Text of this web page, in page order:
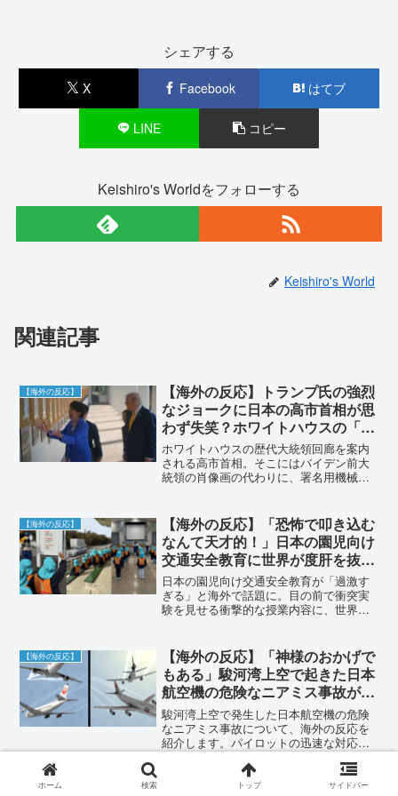
シェアする
X Facebook はてブ
LINE コピー
Keishiro's Worldをフォローする
Keishiro's World
関連記事
【海外の反応】
【海外の反応】トランプ氏の強烈
なジョークに日本の高市首相が思
わず失笑？ホワイトハウスの「オ
ートペン肖像画」を巡る世界の複
雑な視線
ホワイトハウスの歴代大統領回廊を案内
される高市首相。そこにはバイデン前大
統領の肖像画の代わりに、署名用機械
のリアクションと、それを見た世界の
人々のリアルな声をまとめました。
【海外の反応】
【海外の反応】「恐怖で叩き込む
なんて天才的！」日本の園児向け
交通安全教育に世界が度肝を抜か
れた理由
日本の園児向け交通安全教育が「過激す
ぎる」と海外で話題に。目の前で衝突実
験を見せる衝撃的な授業内容に、世界か
の反応を詳しく紹介します。
【海外の反応】
【海外の反応】「神様のおかげで
もある」駿河湾上空で起きた日本
航空機の危険なニアミス事故が海
外で話題に
駿河湾上空で発生した日本航空機の危険
なニアミス事故について、海外の反応を
紹介します。パイロットの迅速な対応や
奇跡的な回避に対する感謝のコメントが
多数寄せられました。
【海外の反応】 【海外の反応】「これがチャンピ
ホーム 検索 トップ サイドバー